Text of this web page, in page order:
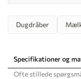
Dugdråber
Specifikationer og
Ofte stillede